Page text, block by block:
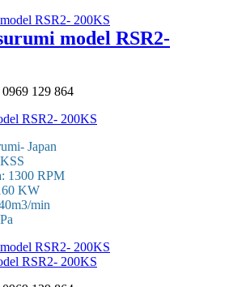
model RSR2-
129 864
RSR2- 200KS
Japan
1300 RPM
KW
min
RSR2- 200KS